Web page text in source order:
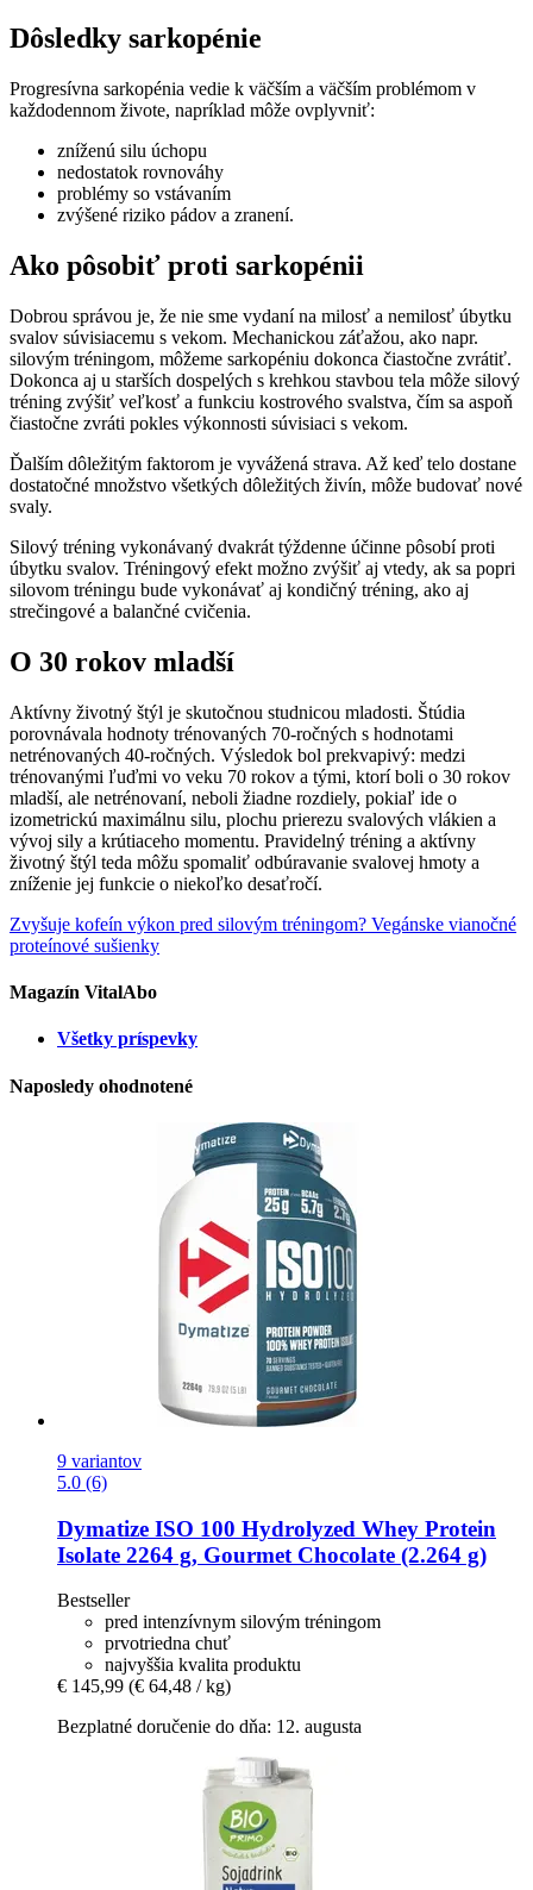
Dôsledky sarkopénie
Progresívna sarkopénia vedie k väčším a väčším problémom v
každodennom živote, napríklad môže ovplyvniť:
zníženú silu úchopu
nedostatok rovnováhy
problémy so vstávaním
zvýšené riziko pádov a zranení.
Ako pôsobiť proti sarkopénii
Dobrou správou je, že nie sme vydaní na milosť a nemilosť úbytku
svalov súvisiacemu s vekom. Mechanickou záťažou, ako napr.
silovým tréningom, môžeme sarkopéniu dokonca čiastočne zvrátiť.
Dokonca aj u starších dospelých s krehkou stavbou tela môže silový
tréning zvýšiť veľkosť a funkciu kostrového svalstva, čím sa aspoň
čiastočne zvráti pokles výkonnosti súvisiaci s vekom.
Ďalším dôležitým faktorom je vyvážená strava. Až keď telo dostane
dostatočné množstvo všetkých dôležitých živín, môže budovať nové
svaly.
Silový tréning vykonávaný dvakrát týždenne účinne pôsobí proti
úbytku svalov. Tréningový efekt možno zvýšiť aj vtedy, ak sa popri
silovom tréningu bude vykonávať aj kondičný tréning, ako aj
strečingové a balančné cvičenia.
O 30 rokov mladší
Aktívny životný štýl je skutočnou studnicou mladosti. Štúdia
porovnávala hodnoty trénovaných 70-ročných s hodnotami
netrénovaných 40-ročných. Výsledok bol prekvapivý: medzi
trénovanými ľuďmi vo veku 70 rokov a tými, ktorí boli o 30 rokov
mladší, ale netrénovaní, neboli žiadne rozdiely, pokiaľ ide o
izometrickú maximálnu silu, plochu prierezu svalových vlákien a
vývoj sily a krútiaceho momentu. Pravidelný tréning a aktívny
životný štýl teda môžu spomaliť odbúravanie svalovej hmoty a
zníženie jej funkcie o niekoľko desaťročí.
Zvyšuje kofeín výkon pred silovým tréningom? Vegánske vianočné
proteínové sušienky
Magazín VitalAbo
Všetky príspevky
Naposledy ohodnotené
9 variantov
5.0 (6)
Dymatize ISO 100 Hydrolyzed Whey Protein
Isolate 2264 g, Gourmet Chocolate (2.264 g)
Bestseller
pred intenzívnym silovým tréningom
prvotriedna chuť
najvyššia kvalita produktu
€ 145,99 (€ 64,48 / kg)
Bezplatné doručenie do dňa: 12. augusta